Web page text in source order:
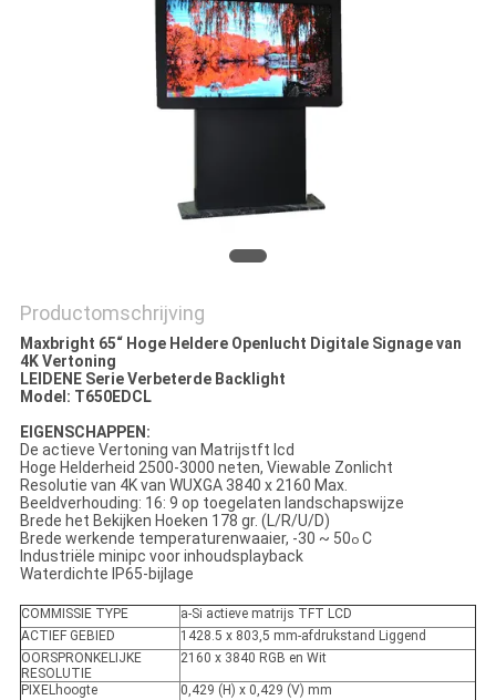
Productomschrijving
Maxbright 65“ Hoge Heldere Openlucht Digitale Signage van
4K Vertoning
LEIDENE Serie Verbeterde Backlight
Model: T650EDCL
EIGENSCHAPPEN:
De actieve Vertoning van Matrijstft lcd
Hoge Helderheid 2500-3000 neten, Viewable Zonlicht
Resolutie van 4K van WUXGA 3840 x 2160 Max.
Beeldverhouding: 16: 9 op toegelaten landschapswijze
Brede het Bekijken Hoeken 178 gr. (L/R/U/D)
Brede werkende temperaturenwaaier, -30 ~ 50oC
Industriële minipc voor inhoudsplayback
Waterdichte IP65-bijlage
COMMISSIE TYPE
a-Si actieve matrijs TFT LCD
ACTIEF GEBIED
1428.5 x 803,5 mm-afdrukstand Liggend
OORSPRONKELIJKE
RESOLUTIE
2160 x 3840 RGB en Wit
PIXELhoogte
0,429 (H) x 0,429 (V) mm